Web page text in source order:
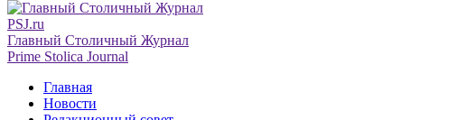
PSJ.ru
Главный Столичный Журнал
Prime Stolica Journal
Главная
Новости